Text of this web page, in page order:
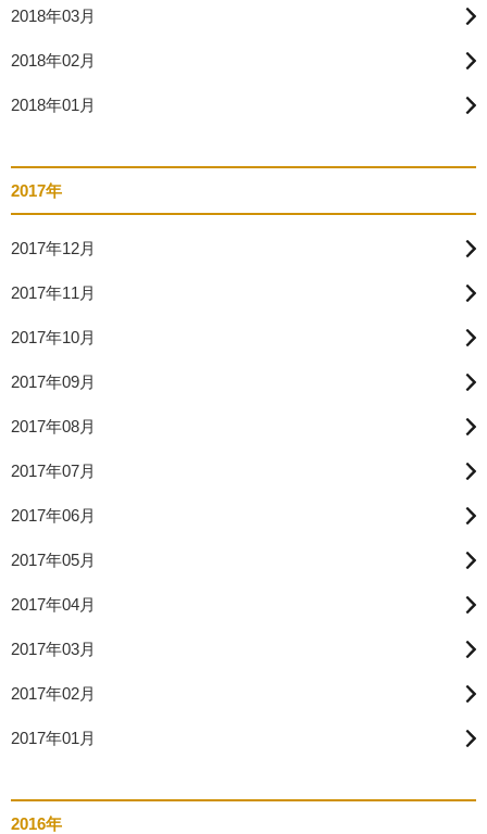
2018年03月
2018年02月
2018年01月
2017年
2017年12月
2017年11月
2017年10月
2017年09月
2017年08月
2017年07月
2017年06月
2017年05月
2017年04月
2017年03月
2017年02月
2017年01月
2016年